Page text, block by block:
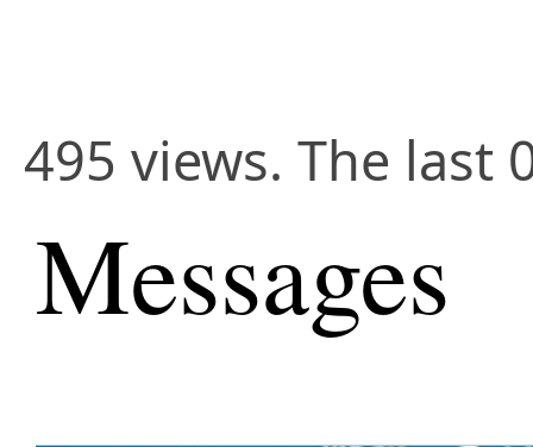
495 views. The last
Messages